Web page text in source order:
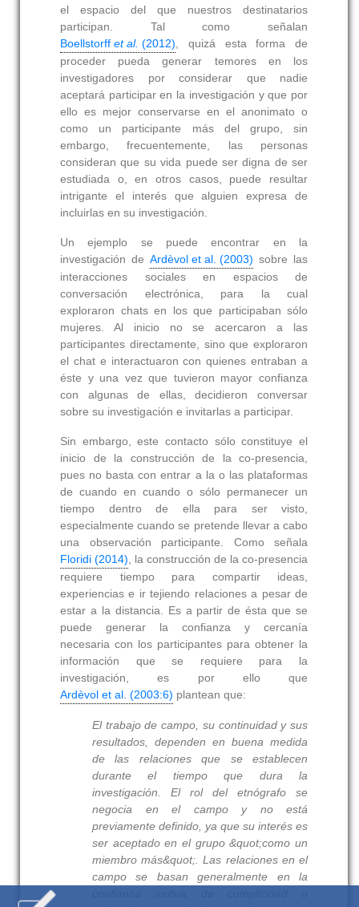
el espacio del que nuestros destinatarios
participan. Tal como señalan
Boellstorff et al. (2012) , quizá esta forma de
proceder pueda generar temores en los
investigadores por considerar que nadie
aceptará participar en la investigación y que por
ello es mejor conservarse en el anonimato o
como un participante más del grupo, sin
embargo, frecuentemente, las personas
consideran que su vida puede ser digna de ser
estudiada o, en otros casos, puede resultar
intrigante el interés que alguien expresa de
incluirlas en su investigación.
Un ejemplo se puede encontrar en la
investigación deArdèvol et al. (2003) sobre las
interacciones sociales en espacios de
conversación electrónica, para la cual
exploraron chats en los que participaban sólo
mujeres. Al inicio no se acercaron a las
participantes directamente, sino que exploraron
el chat e interactuaron con quienes entraban a
éste y una vez que tuvieron mayor confianza
con algunas de ellas, decidieron conversar
sobre su investigación e invitarlas a participar.
Sin embargo, este contacto sólo constituye el
inicio de la construcción de la co-presencia,
pues no basta con entrar a la o las plataformas
de cuando en cuando o sólo permanecer un
tiempo dentro de ella para ser visto,
especialmente cuando se pretende llevar a cabo
una observación participante. Como señala
Floridi (2014) , la construcción de la co-presencia
requiere tiempo para compartir ideas,
experiencias e ir tejiendo relaciones a pesar de
estar a la distancia. Es a partir de ésta que se
puede generar la confianza y cercanía
necesaria con los participantes para obtener la
información que se requiere para la
investigación, es por ello que
Ardèvol et al. (2003:6) plantean que:
El trabajo de campo, su continuidad y sus
resultados, dependen en buena medida
de las relaciones que se establecen
durante el tiempo que dura la
investigación. El rol del etnógrafo se
negocia en el campo y no está
previamente definido, ya que su interés es
ser aceptado en el grupo &quot;como un
miembro más&quot;. Las relaciones en el
campo se basan generalmente en la